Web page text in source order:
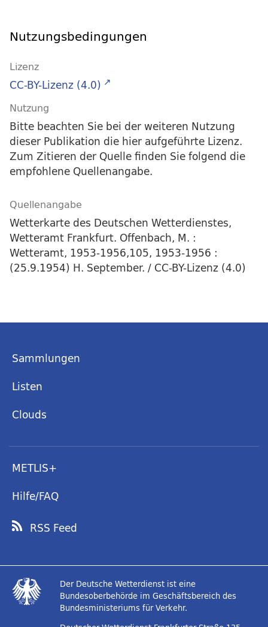
Nutzungsbedingungen
Lizenz
CC-BY-Lizenz (4.0)
Nutzung
Bitte beachten Sie bei der weiteren Nutzung
dieser Publikation die hier aufgeführte Lizenz.
Zum Zitieren der Quelle finden Sie folgend die
empfohlene Quellenangabe.
Quellenangabe
Wetterkarte des Deutschen Wetterdienstes,
Wetteramt Frankfurt. Offenbach, M. :
Wetteramt, 1953-1956,105, 1953-1956 :
(25.9.1954) H. September. / CC-BY-Lizenz (4.0)
Sammlungen
Listen
Clouds
METLIS+
Hilfe/FAQ
RSS Feed
Der Deutsche Wetterdienst ist eine
Bundesoberbehörde im Geschäftsbereich des
Bundesministeriums für Verkehr.